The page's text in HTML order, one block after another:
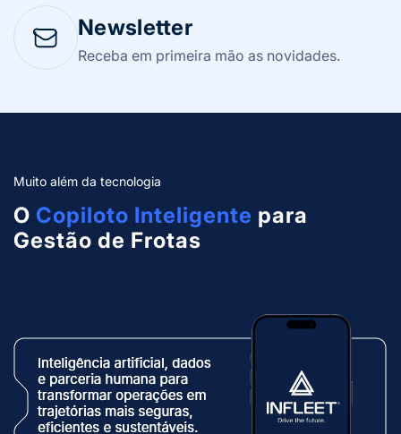
Newsletter
Receba em primeira mão as novidades.
Muito além da tecnologia
O Copiloto Inteligente para
Gestão de Frotas